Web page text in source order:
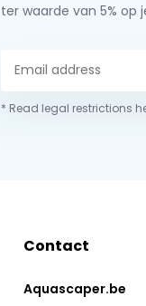
ter waarde van 5% op
* Read legal restrictions
Contact
Aquascaper.be